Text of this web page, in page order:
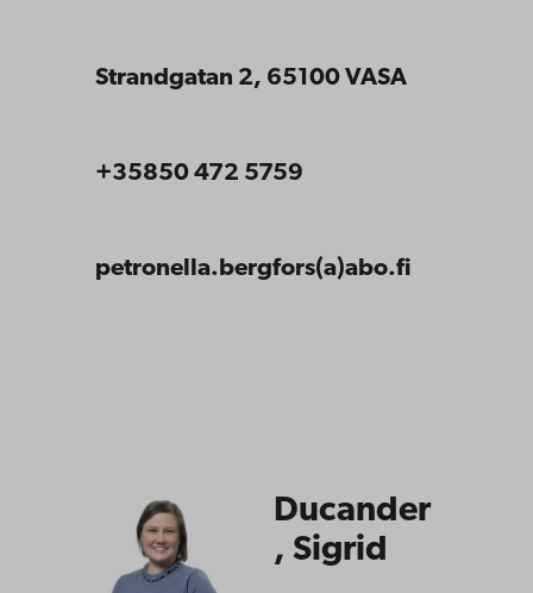
Strandgatan 2, 65100 VASA
+35850 472 5759
petronella.bergfors(a)abo.fi
Ducander
, Sigrid